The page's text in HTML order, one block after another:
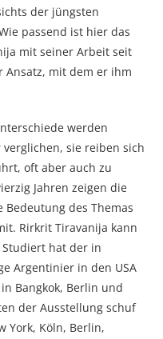
der jüngsten
passend ist hier das
mit seiner Arbeit seit
Ansatz, mit dem er ihm
werden
sie reiben sich
oft aber auch zu
Jahren zeigen die
des Themas
Rirkrit Tiravanija kann
hat der in
Argentinier in den USA
Bangkok, Berlin und
der Ausstellung schuf
York, Köln, Berlin,